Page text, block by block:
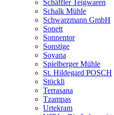
Schäffler Teigwaren
Schalk Mühle
Schwarzmann GmbH
Sonett
Sonnentor
Sonstige
Soyana
Spielberger Mühle
St. Hildegard POSCH
Stöckli
Terrasana
Tzampas
Urtekram